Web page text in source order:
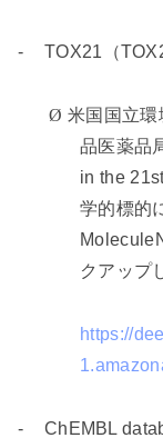
- TOX21 （
Ø 米国国立環
品医薬品
in the 21
学的標的
クアップ
https://
- ChEMBL